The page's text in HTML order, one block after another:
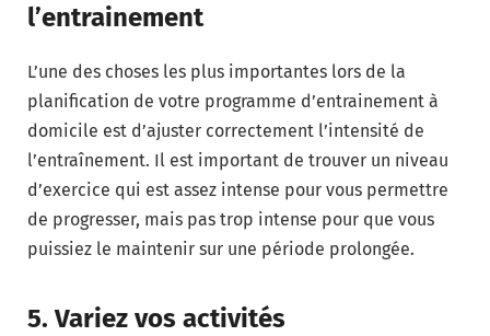
l’entrainement
L’une des choses les plus importantes lors de la
planification de votre programme d’entrainement à
domicile est d’ajuster correctement l’intensité de
l’entraînement. Il est important de trouver un niveau
d’exercice qui est assez intense pour vous permettre
de progresser, mais pas trop intense pour que vous
puissiez le maintenir sur une période prolongée.
5. Variez vos activités